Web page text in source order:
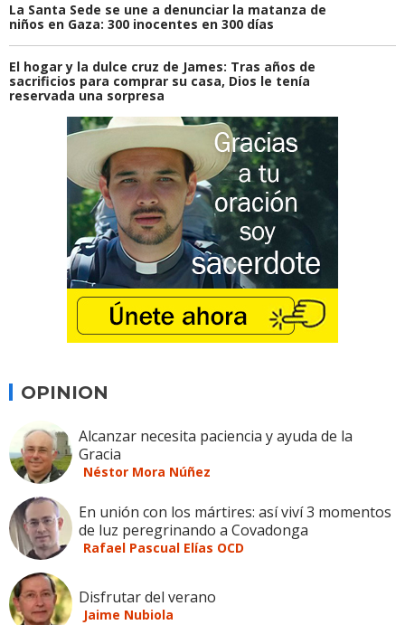
La Santa Sede se une a denunciar la matanza de
niños en Gaza: 300 inocentes en 300 días
El hogar y la dulce cruz de James: Tras años de
sacrificios para comprar su casa, Dios le tenía
reservada una sorpresa
OPINION
Alcanzar necesita paciencia y ayuda de la
Gracia
Néstor Mora Núñez
En unión con los mártires: así viví 3 momentos
de luz peregrinando a Covadonga
Rafael Pascual Elías OCD
Disfrutar del verano
Jaime Nubiola